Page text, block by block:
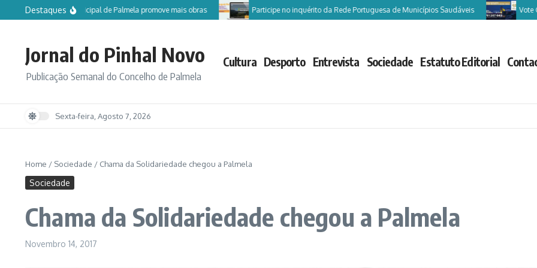
Ir para o conteúdo
Destaques
Câmara Municipal de Palmela promove mais obras Participe no inquérito da Rede Portuguesa de Municípios Saudáveis Vote
Jornal do Pinhal Novo
Publicação Semanal do Concelho de Palmela
Cultura Desporto Entrevista Sociedade Estatuto Editorial
Sexta-feira, Agosto 7, 2026
Home / Sociedade / Chama da Solidariedade chegou a Palmela
Sociedade
Chama da Solidariedade chegou a Palmela
Novembro 14, 2017